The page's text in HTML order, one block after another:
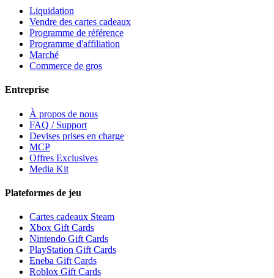
Liquidation
Vendre des cartes cadeaux
Programme de référence
Programme d'affiliation
Marché
Commerce de gros
Entreprise
À propos de nous
FAQ / Support
Devises prises en charge
MCP
Offres Exclusives
Media Kit
Plateformes de jeu
Cartes cadeaux Steam
Xbox Gift Cards
Nintendo Gift Cards
PlayStation Gift Cards
Eneba Gift Cards
Roblox Gift Cards